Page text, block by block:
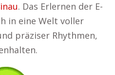
. Das Erlernen der E-
in eine Welt voller
präziser Rhythmen,